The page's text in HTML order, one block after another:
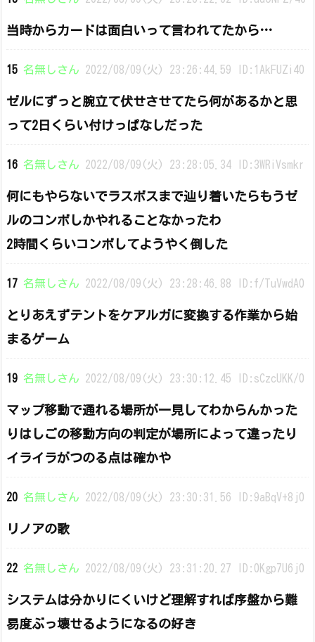
当時からカードは面白いって言われてたから…
15 名無しさん 2022/08/09(火) 23:26:44.59 ID:1AkFUZi40
ゼルにずっと腕立て伏せさせてたら何があるかと思
って2日くらい付けっぱなしだった
16 名無しさん 2022/08/09(火) 23:28:05.34 ID:3WRiVsmkr
何にもやらないでラスボスまで辿り着いたらもうゼ
ルのコンボしかやれることなかったわ
2時間くらいコンボしてようやく倒した
17 名無しさん 2022/08/09(火) 23:28:46.88 ID:f/TuVwdA0
とりあえずテントをケアルガに変換する作業から始
まるゲーム
19 名無しさん 2022/08/09(火) 23:30:12.45 ID:sCzcUKK/0
マップ移動で通れる場所が一見してわからんかった
りはしごの移動方向の判定が場所によって違ったり
イライラがつのる点は確かや
20 名無しさん 2022/08/09(火) 23:30:31.56 ID:9aBqV+8j0
リノアの歌
22 名無しさん 2022/08/09(火) 23:31:20.27 ID:0Kgp7U6j0
システムは分かりにくいけど理解すれば序盤から難
易度ぶっ壊せるようになるの好き